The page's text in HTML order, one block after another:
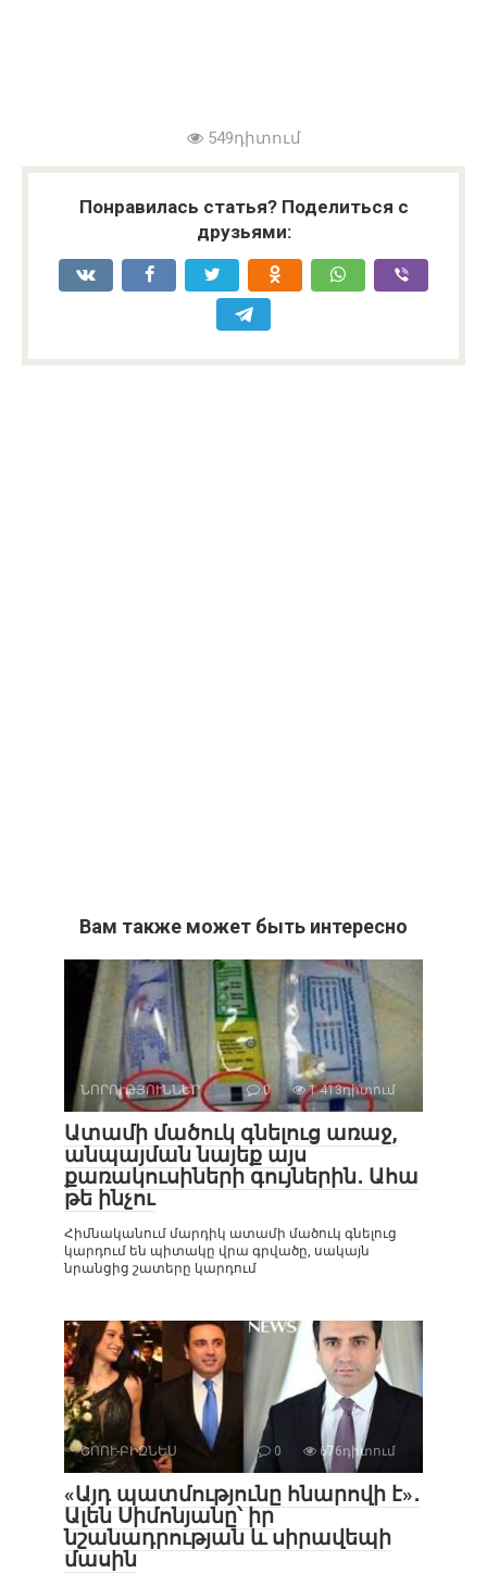
549դիտում
Понравилась статья? Поделиться с
друзьями:
Вам также может быть интересно
ՆՈՐՈՒԹՅՈՒՆՆԵՐ 0 1 413դիտում
Ատամի մածուկ գնելուց առաջ,
անպայման նայեք այս
քառակուսիների գույներին․ Ահա
թե ինչու
Հիմնականում մարդիկ ատամի մածուկ գնելուց
կարդում են պիտակը վրա գրվածը, սակայն
նրանցից շատերը կարդում
ՇՈՈՒ-ԲԻԶՆԵՍ 0 676դիտում
«Այդ պատմությունը հնարովի է»․
Ալեն Սիմոնյանը՝ իր
նշանադրության և սիրավեպի
մասին